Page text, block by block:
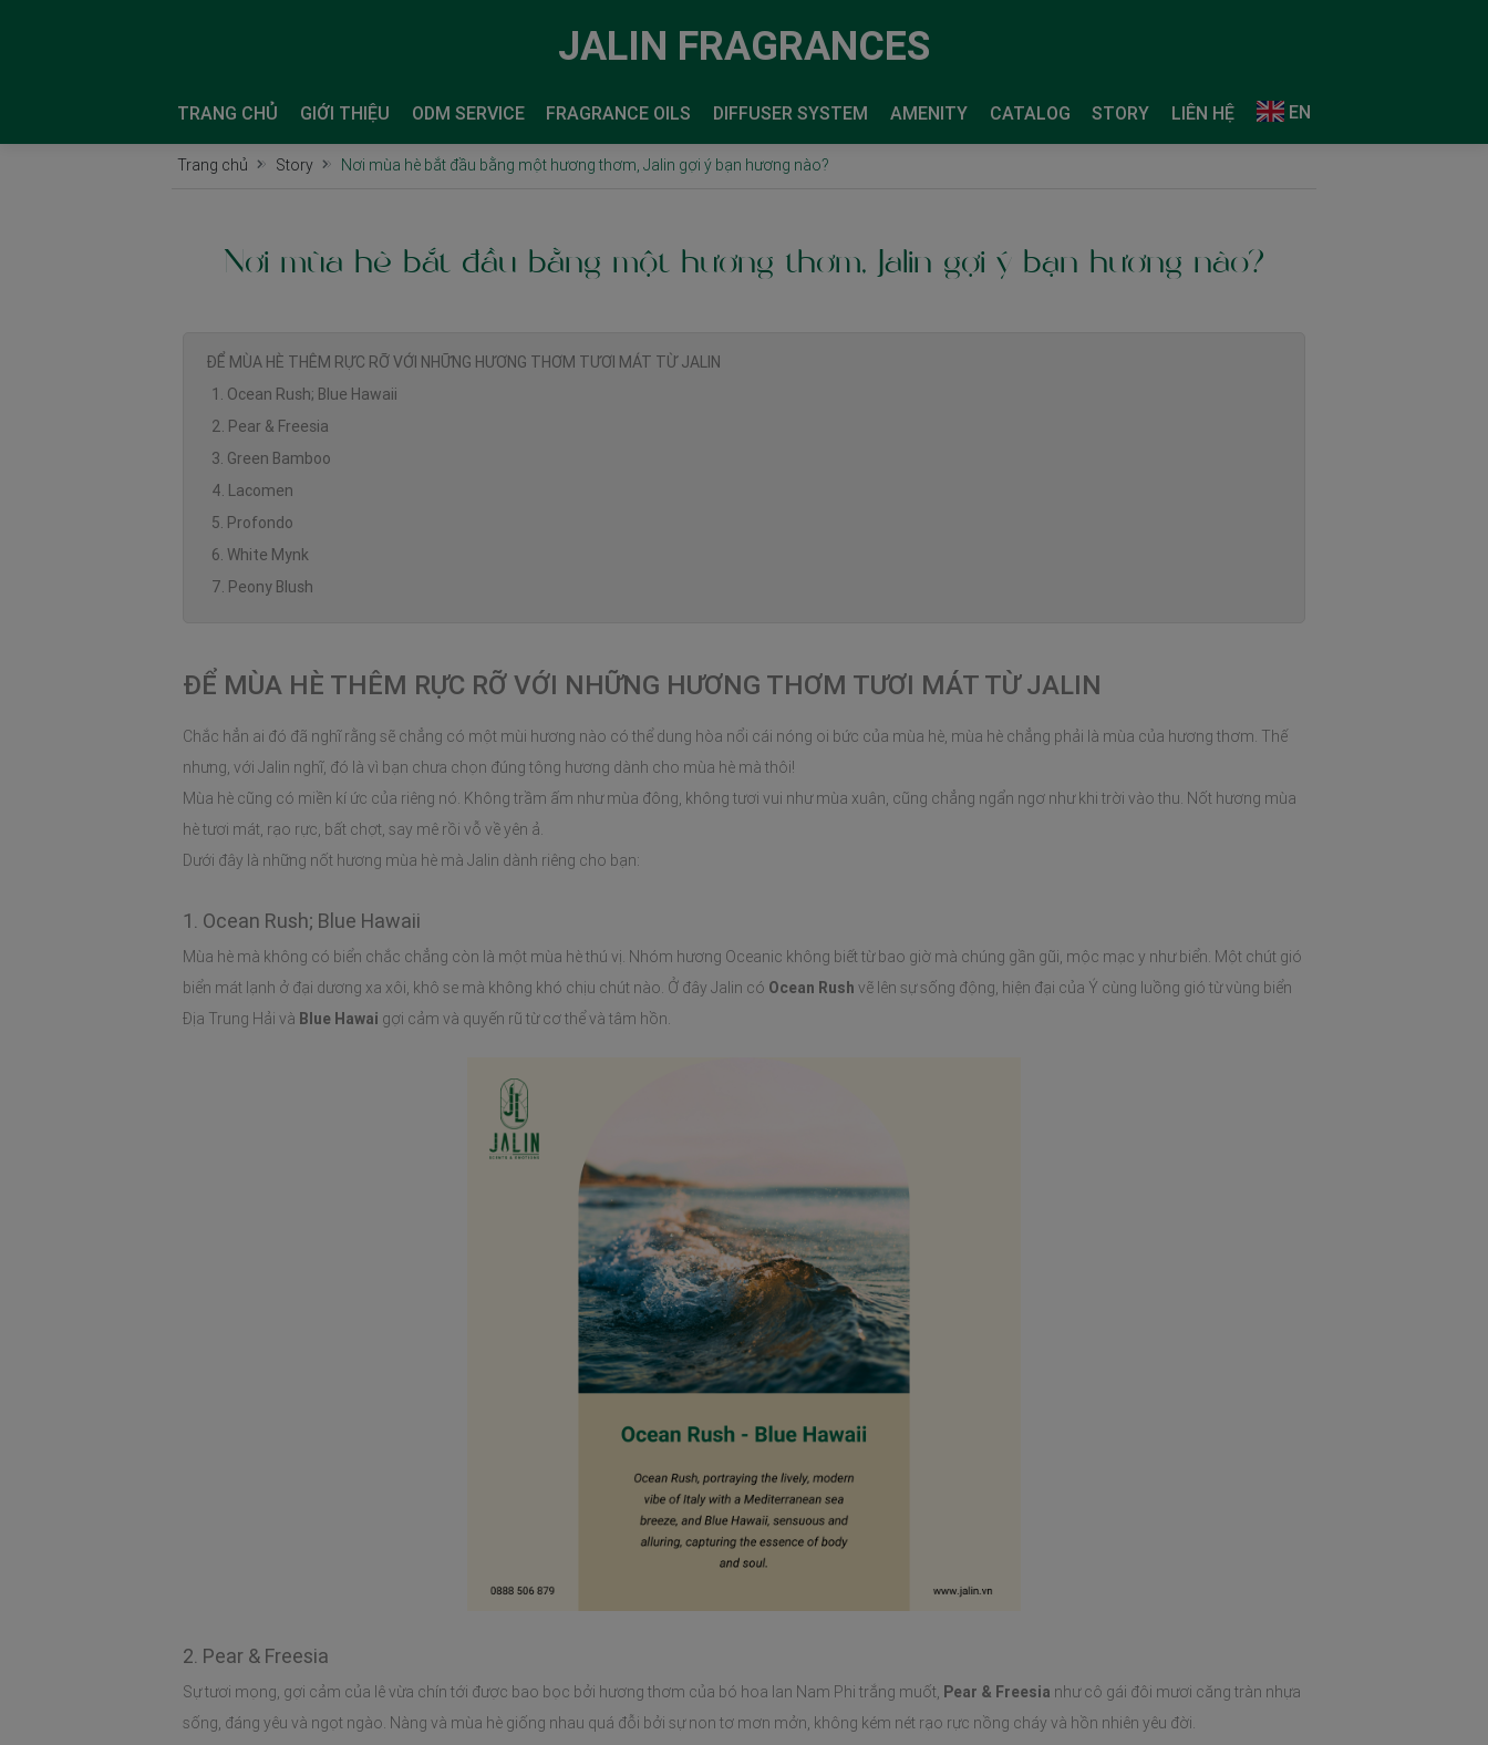
JALIN FRAGRANCES
TRANG CHỦ GIỚI THIỆU ODM SERVICE FRAGRANCE OILS DIFFUSER SYSTEM AMENITY CATALOG STORY LIÊN HỆ EN
Trang chủ Story Nơi mùa hè bắt đầu bằng một hương thơm, Jalin gợi ý bạn hương nào?
Nơi mùa hè bắt đầu bằng một hương thơm, Jalin gợi ý bạn hương nào?
ĐỂ MÙA HÈ THÊM RỰC RỠ VỚI NHỮNG HƯƠNG THƠM TƯƠI MÁT TỪ JALIN
1. Ocean Rush; Blue Hawaii
2. Pear & Freesia
3. Green Bamboo
4. Lacomen
5. Profondo
6. White Mynk
7. Peony Blush
ĐỂ MÙA HÈ THÊM RỰC RỠ VỚI NHỮNG HƯƠNG THƠM TƯƠI MÁT TỪ JALIN
Chắc hẳn ai đó đã nghĩ rằng sẽ chẳng có một mùi hương nào có thể dung hòa nổi cái nóng oi bức của mùa hè, mùa hè chẳng phải là mùa của hương thơm. Thế
nhưng, với Jalin nghĩ, đó là vì bạn chưa chọn đúng tông hương dành cho mùa hè mà thôi!
Mùa hè cũng có miền kí ức của riêng nó. Không trầm ấm như mùa đông, không tươi vui như mùa xuân, cũng chẳng ngẩn ngơ như khi trời vào thu. Nốt hương mùa
hè tươi mát, rạo rực, bất chợt, say mê rồi vỗ về yên ả.
Dưới đây là những nốt hương mùa hè mà Jalin dành riêng cho bạn:
1. Ocean Rush; Blue Hawaii
Mùa hè mà không có biển chắc chẳng còn là một mùa hè thú vị. Nhóm hương Oceanic không biết từ bao giờ mà chúng gần gũi, mộc mạc y như biển. Một chút gió
biển mát lạnh ở đại dương xa xôi, khô se mà không khó chịu chút nào. Ở đây Jalin có Ocean Rush vẽ lên sự sống động, hiện đại của Ý cùng luồng gió từ vùng biển
Địa Trung Hải và Blue Hawai gợi cảm và quyến rũ từ cơ thể và tâm hồn.
2. Pear & Freesia
Sự tươi mọng, gợi cảm của lê vừa chín tới được bao bọc bởi hương thơm của bó hoa lan Nam Phi trắng muốt, Pear & Freesia như cô gái đôi mươi căng tràn nhựa
sống, đáng yêu và ngọt ngào. Nàng và mùa hè giống nhau quá đỗi bởi sự non tơ mơn mởn, không kém nét rạo rực nồng cháy và hồn nhiên yêu đời.